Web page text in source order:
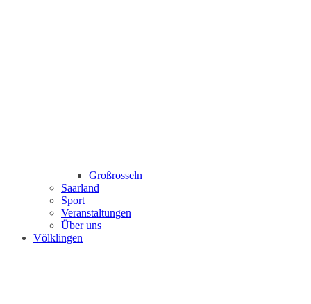
Großrosseln
Saarland
Sport
Veranstaltungen
Über uns
Völklingen